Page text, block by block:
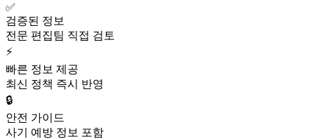
✅
검증된 정보
전문 편집팀 직접 검토
⚡
빠른 정보 제공
최신 정책 즉시 반영
🔒
안전 가이드
사기 예방 정보 포함